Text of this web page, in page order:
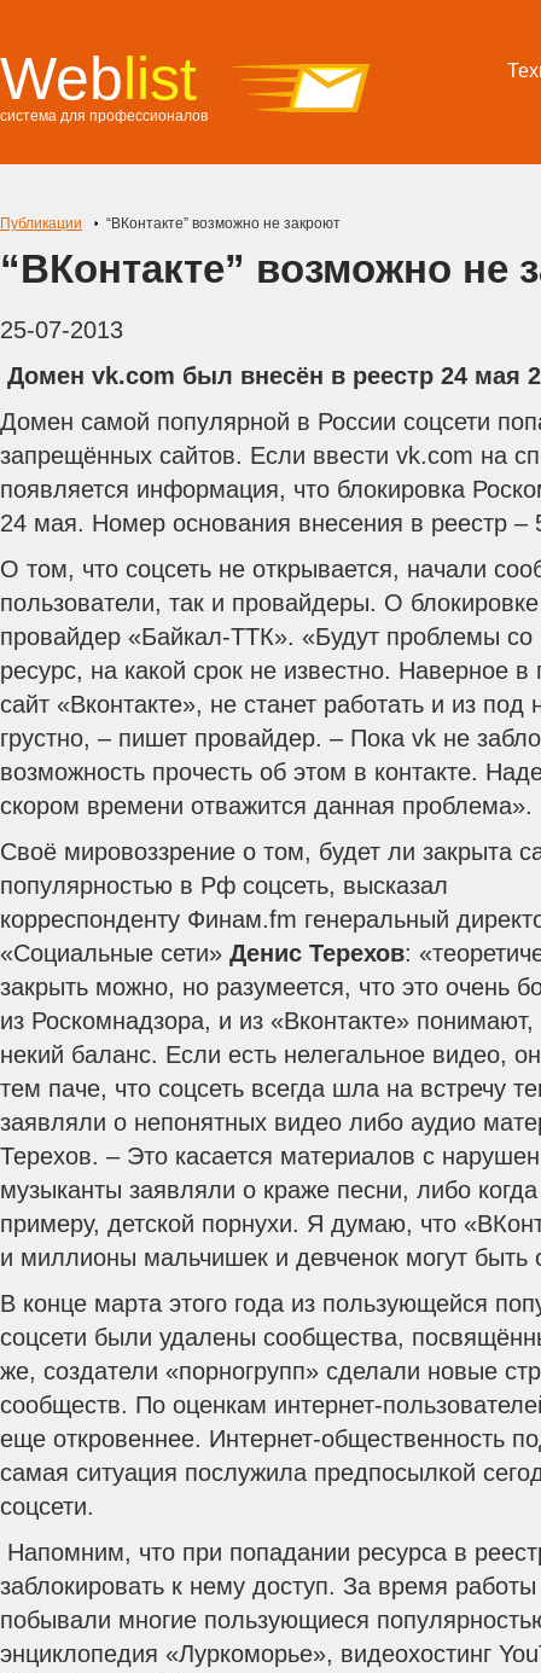
Weblist
система для профессионалов
Публикации “ВКонтакте” возможно не закроют
“ВКонтакте” возможно не
25-07-2013
Домен vk.com был внесён в реестр 24 мая
Домен самой популярной в России соцсети
запрещённых сайтов. Если ввести vk.com на
появляется информация, что блокировка
24 мая. Номер основания внесения в реестр –
О том, что соцсеть не открывается, начали
пользователи, так и провайдеры. О
провайдер «Байкал-ТТК». «Будут проблемы
ресурс, на какой срок не известно. Наверное в
сайт «Вконтакте», не станет работать и из
грустно, – пишет провайдер. – Пока vk не
возможность прочесть об этом в контакте.
скором времени отважится данная проблема».
Своё мировоззрение о том, будет ли закрыта
популярностью в Рф соцсеть, высказал
корреспонденту Финам.fm генеральный
«Социальные сети» Денис Терехов:
закрыть можно, но разумеется, что это очень
из Роскомнадзора, и из «Вконтакте»
некий баланс. Если есть нелегальное видео,
тем паче, что соцсеть всегда шла на встречу
заявляли о непонятных видео либо аудио
Терехов. – Это касается материалов с
музыканты заявляли о краже песни, либо когда
примеру, детской порнухи. Я думаю, что
и миллионы мальчишек и девченок могут быть
В конце марта этого года из пользующейся
соцсети были удалены сообщества,
же, создатели «порногрупп» сделали новые
сообществ. По оценкам интернет-
еще откровеннее. Интернет-общественность
самая ситуация послужила предпосылкой
соцсети.
Напомним, что при попадании ресурса в
заблокировать к нему доступ. За время
побывали многие пользующиеся
энциклопедия «Луркоморье», видеохостинг